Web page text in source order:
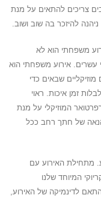
צריכים להתאים על מנת
להיזכר בה שוב ושוב.
משפחתי הוא לא
עשרים. אירוע משפחתי הוא
שבאים כדי
זמן איכות. ראוי
המוזיקלי על מנת
של חתך רחב ככל
מתחילת האירוע עם
המיוחד שלנו
בהתאם לדינמיקה של האירוע,